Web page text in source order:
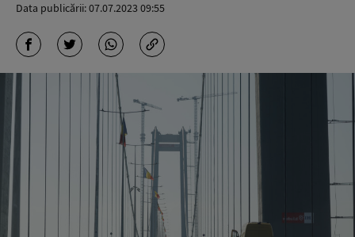
Data publicării:07.07.2023 09:55